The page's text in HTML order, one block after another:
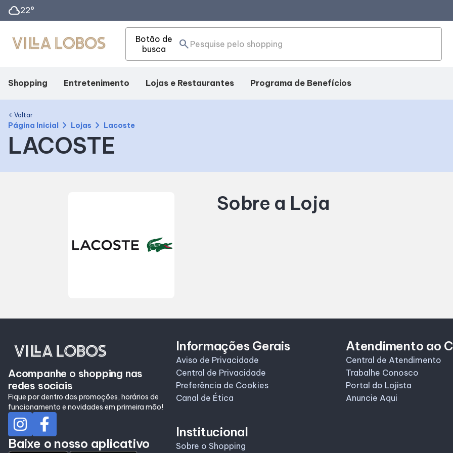
cloud22°
Botão de
busca
search
Shopping
Mapa Interno
Facilidades
Como Chegar
Entretenimento
Teatro
Fique por Dentro
Lojas e Restaurantes Programa de Benefícios
arrow_backVoltar
Página Inicial chevron_right Lojas chevron_right Lacoste
LACOSTE
Sobre a Loja
Acompanhe o shopping nas
redes sociais
Fique por dentro das promoções, horários de
funcionamento e novidades em primeira mão!
Baixe o nosso aplicativo
Informações Gerais
Aviso de Privacidade
Central de Privacidade
Preferência de Cookies
Canal de Ética
Institucional
Sobre o Shopping
Atendimento ao
Central de Atendimento
Trabalhe Conosco
Portal do Lojista
Anuncie Aqui